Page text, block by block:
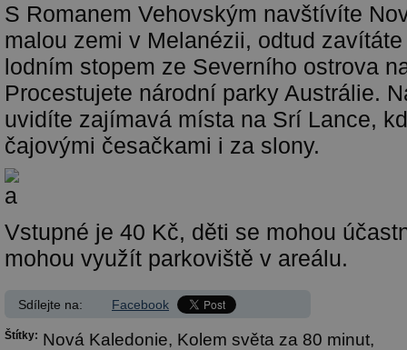
S Romanem Vehovským navštívíte
malou zemi v Melanézii, odtud
lodním stopem ze Severního ostrova
Procestujete národní parky Austrálie.
uvidíte zajímavá místa na Srí Lance,
čajovými česačkami i za slony.
Vstupné je 40 Kč, děti se mohou
mohou využít parkoviště v areálu.
Sdílejte na: Facebook
Štítky: Nová Kaledonie, Kolem světa za 80 minut,